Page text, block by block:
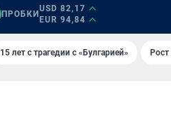
ПРОБКИ
USD 82,17
EUR 94,84
15 лет с трагедии с «Булгарией»